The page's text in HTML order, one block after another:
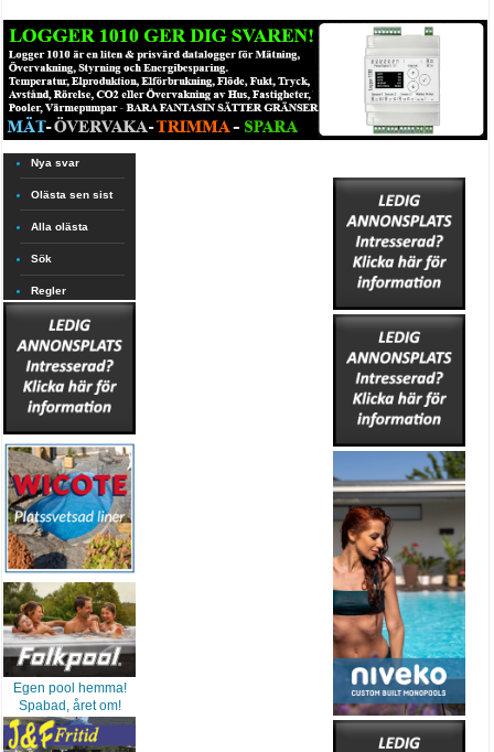
Nya svar
Olästa sen sist
Alla olästa
Sök
Regler
Egen pool hemma!
Spabad, året om!